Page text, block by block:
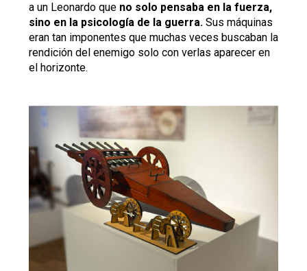
a un Leonardo que no solo pensaba en la fuerza,
sino en la psicología de la guerra. Sus máquinas
eran tan imponentes que muchas veces buscaban la
rendición del enemigo solo con verlas aparecer en
el horizonte.